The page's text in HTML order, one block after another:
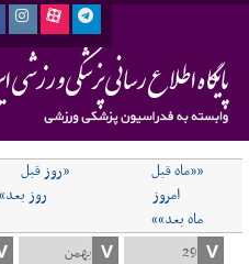
««ماه قبل
«روز قبل
امروز
روز بعد»
ماه بعد»»